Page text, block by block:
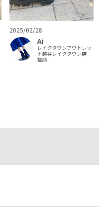
2025/02/28
Ai
レイクタウンアウトレッ
ト越谷レイクタウン店
福助